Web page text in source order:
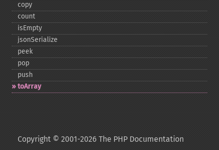
copy
count
isEmpty
jsonSerialize
peek
pop
push
toArray
Copyright © 2001-2026 The PHP Documentation